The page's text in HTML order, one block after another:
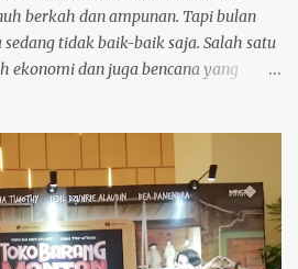
berkah dan ampunan. Tapi bulan
tidak baik-baik saja. Salah satu
ekonomi dan juga bencana yang
Barat. Hati langsung trenyuh
terkena bencana. Bagaimana tidak
harta bendanya, bahkan Ramadan
ada beberapa yang masih di
Maka dari itu kita wajib banget